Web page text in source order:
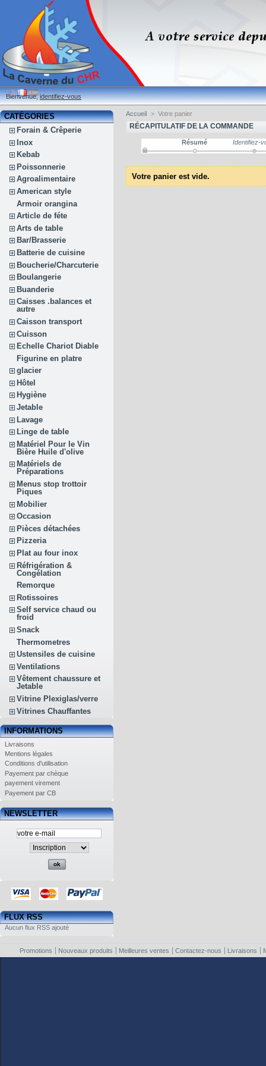
Bienvenue,identifiez-vous
CATÉGORIES
Forain & Crêperie
Inox
Kebab
Poissonnerie
Agroalimentaire
American style
Armoir orangina
Article de féte
Arts de table
Bar/Brasserie
Batterie de cuisine
Boucherie/Charcuterie
Boulangerie
Buanderie
Caisses .balances et
autre
Caisson transport
Cuisson
Echelle Chariot Diable
Figurine en platre
glacier
Hôtel
Hygiène
Jetable
Lavage
Linge de table
Matériel Pour le Vin
Bière Huile d'olive
Matériels de
Préparations
Menus stop trottoir
Piques
Mobilier
Occasion
Pièces détachées
Pizzeria
Plat au four inox
Réfrigération &
Congélation
Remorque
Rotissoires
Self service chaud ou
froid
Snack
Thermometres
Ustensiles de cuisine
Ventilations
Vêtement chaussure et
Jetable
Vitrine Plexiglas/verre
Vitrines Chauffantes
INFORMATIONS
Livraisons
Mentions légales
Conditions d'utilisation
Payement par chèque
payement virement
Payement par CB
NEWSLETTER
FLUX RSS
Aucun flux RSS ajouté
Accueil > Votre panier
RÉCAPITULATIF DE LA COMMANDE
Résumé Identifiez-
Votre panier est vide.
Promotions Nouveaux produits Meilleures ventes Contactez-nous Livraisons